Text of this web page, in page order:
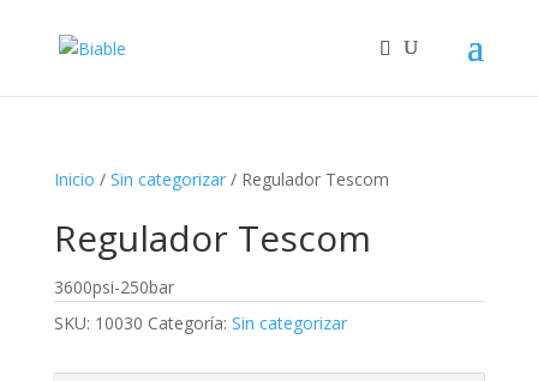
Inicio / Sin categorizar/ Regulador Tescom
Regulador Tescom
3600psi-250bar
SKU: 10030 Categoría: Sin categorizar